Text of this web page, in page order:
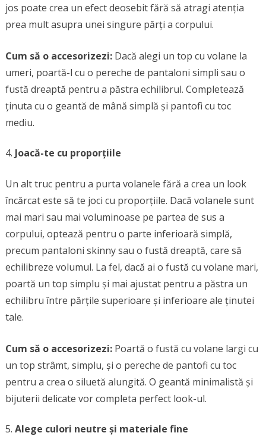
jos poate crea un efect deosebit fără să atragi atenția
prea mult asupra unei singure părți a corpului.
Cum să o accesorizezi:Dacă alegi un top cu volane la
umeri, poartă-l cu o pereche de pantaloni simpli sau o
fustă dreaptă pentru a păstra echilibrul. Completează
ținuta cu o geantă de mână simplă și pantofi cu toc
mediu.
Joacă-te cu proporțiile
Un alt truc pentru a purta volanele fără a crea un look
încărcat este să te joci cu proporțiile. Dacă volanele sunt
mai mari sau mai voluminoase pe partea de sus a
corpului, optează pentru o parte inferioară simplă,
precum pantaloni skinny sau o fustă dreaptă, care să
echilibreze volumul. La fel, dacă ai o fustă cu volane mari,
poartă un top simplu și mai ajustat pentru a păstra un
echilibru între părțile superioare și inferioare ale ținutei
tale.
Cum să o accesorizezi:Poartă o fustă cu volane largi cu
un top strâmt, simplu, și o pereche de pantofi cu toc
pentru a crea o siluetă alungită. O geantă minimalistă și
bijuterii delicate vor completa perfect look-ul.
Alege culori neutre și materiale fine